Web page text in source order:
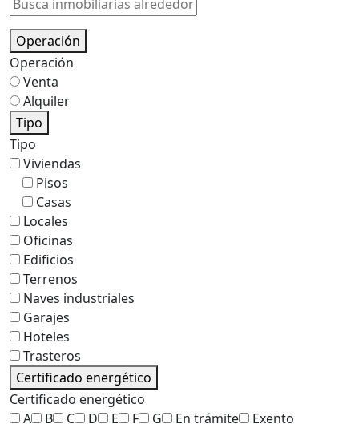
Operación
Operación
Venta
Alquiler
Tipo
Tipo
Viviendas
Pisos
Casas
Locales
Oficinas
Edificios
Terrenos
Naves industriales
Garajes
Hoteles
Trasteros
Certificado energético
Certificado energético
A
B C D E F G En trámite
Exento